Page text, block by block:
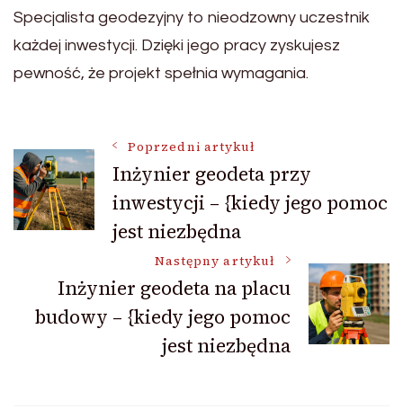
Specjalista geodezyjny to nieodzowny uczestnik
każdej inwestycji. Dzięki jego pracy zyskujesz
pewność, że projekt spełnia wymagania.
Nawigacja
wpisu
Poprzedni artykuł
Inżynier geodeta przy
inwestycji – {kiedy jego pomoc
jest niezbędna
Następny artykuł
Inżynier geodeta na placu
budowy – {kiedy jego pomoc
jest niezbędna